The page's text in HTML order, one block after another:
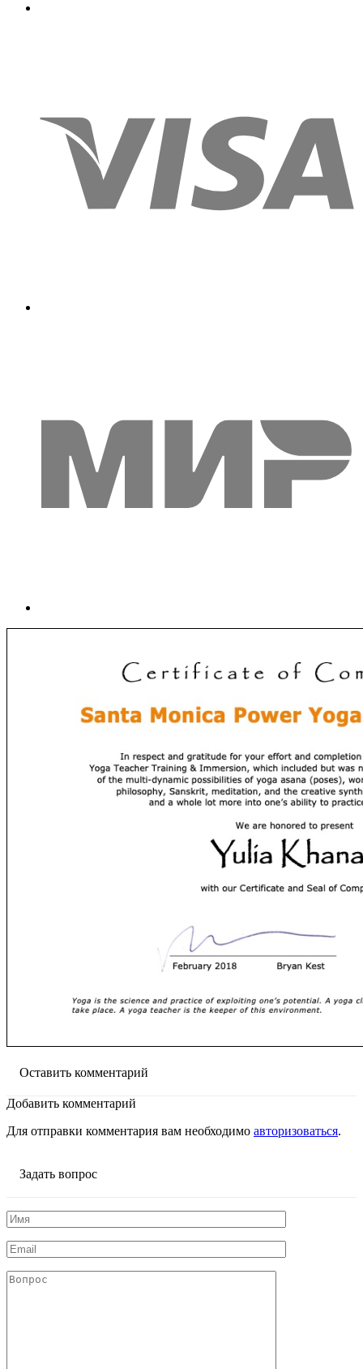
Оставить комментарий
Добавить комментарий
Для отправки комментария вам необходимо авторизоваться.
Задать вопрос